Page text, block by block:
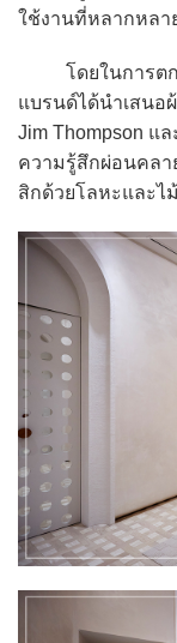
ใช้งานที่หลากหลา
โดยในการตกแ
แบรนด์ได้นำเสนอ
Jim Thompson แ
ความรู้สึกผ่อนคลา
สิกด้วยโลหะและไม้